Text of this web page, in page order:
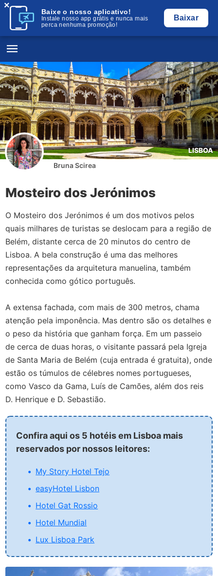
Baixe o nosso aplicativo!
Instale nosso app grátis e nunca mais
perca nenhuma promoção!
Baixar
×
LISBOA
Bruna Scirea
Mosteiro dos Jerónimos
O Mosteiro dos Jerónimos é um dos motivos pelos
quais milhares de turistas se deslocam para a região de
Belém, distante cerca de 20 minutos do centro de
Lisboa. A bela construção é uma das melhores
representações da arquitetura manuelina, também
conhecida como gótico português.
A extensa fachada, com mais de 300 metros, chama
atenção pela imponência. Mas dentro são os detalhes e
o peso da história que ganham força. Em um passeio
de cerca de duas horas, o visitante passará pela Igreja
de Santa Maria de Belém (cuja entrada é gratuita), onde
estão os túmulos de célebres nomes portugueses,
como Vasco da Gama, Luís de Camões, além dos reis
D. Henrique e D. Sebastião.
Confira aqui os 5 hotéis em Lisboa mais
reservados por nossos leitores:
My Story Hotel Tejo
easyHotel Lisbon
Hotel Gat Rossio
Hotel Mundial
Lux Lisboa Park